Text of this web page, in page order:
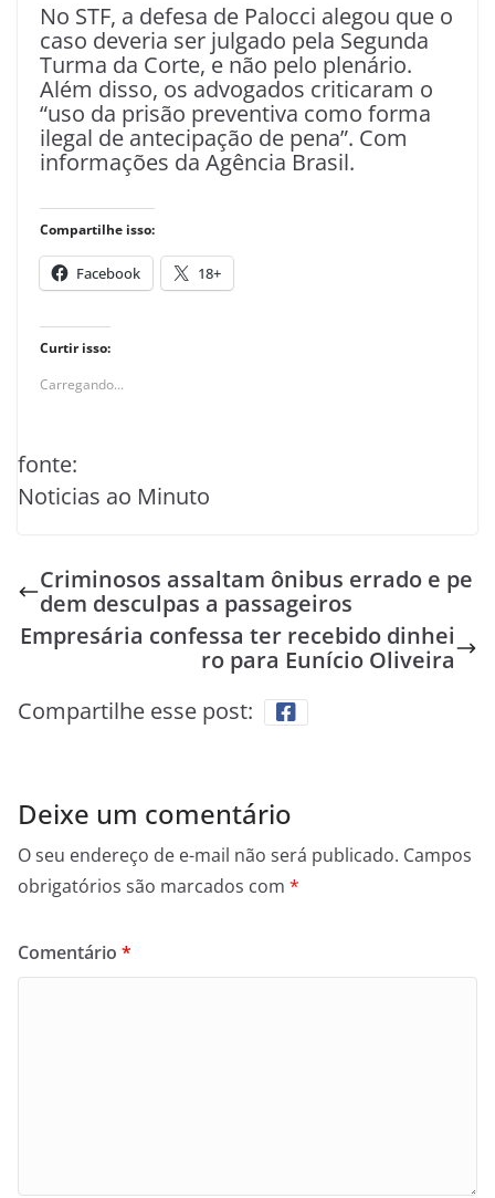
No STF, a defesa de Palocci alegou que o
caso deveria ser julgado pela Segunda
Turma da Corte, e não pelo plenário.
Além disso, os advogados criticaram o
“uso da prisão preventiva como forma
ilegal de antecipação de pena”. Com
informações da Agência Brasil.
Compartilhe isso:
Facebook 18+
Curtir isso:
Carregando...
fonte:
Noticias ao Minuto
Criminosos assaltam ônibus errado e pe
dem desculpas a passageiros
Empresária confessa ter recebido dinhei
ro para Eunício Oliveira
Compartilhe esse post:
Deixe um comentário
O seu endereço de e-mail não será publicado. Campos
obrigatórios são marcados com *
Comentário *